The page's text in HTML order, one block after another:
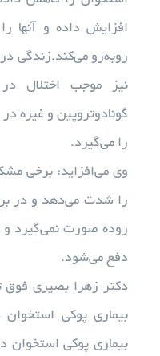
افزایش داده و آنها
روبه‌رو می‌کند.زندگی
نیز موجب اختلال
گونادوتروپین و غیره
را می‌گیرد.
وی می‌افزاید: برخی
را شدت می‌دهد و در
روده صورت نمی‌گیرد و
دفع می‌شود.
دکتر زهرا بصیری فوق
بیماری پوکی
بیماری پوکی استخوان